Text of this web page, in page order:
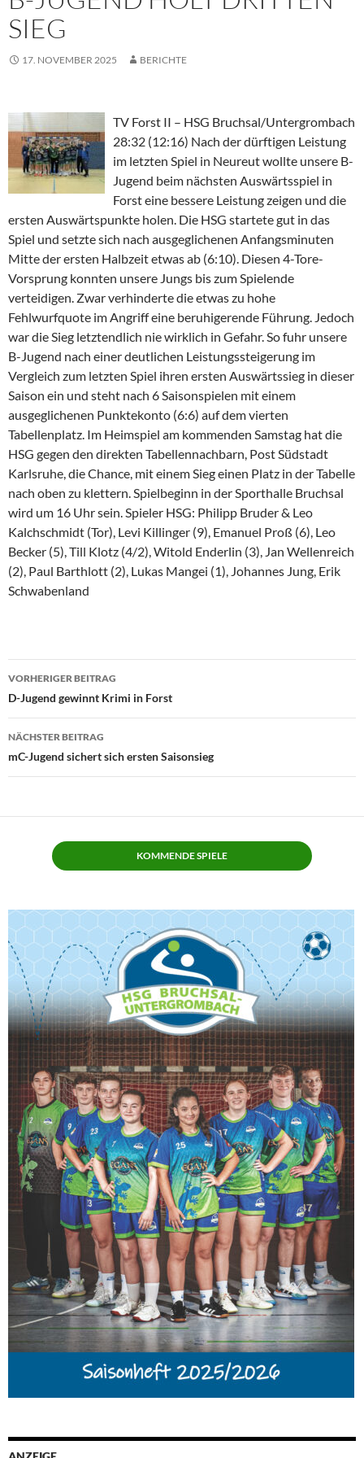
SIEG
17. NOVEMBER 2025 BERICHTE
TV Forst II – HSG Bruchsal/Untergrombach
28:32 (12:16) Nach der dürftigen Leistung
im letzten Spiel in Neureut wollte unsere B-
Jugend beim nächsten Auswärtsspiel in
Forst eine bessere Leistung zeigen und die
ersten Auswärtspunkte holen. Die HSG startete gut in das
Spiel und setzte sich nach ausgeglichenen Anfangsminuten
Mitte der ersten Halbzeit etwas ab (6:10). Diesen 4-Tore-
Vorsprung konnten unsere Jungs bis zum Spielende
verteidigen. Zwar verhinderte die etwas zu hohe
Fehlwurfquote im Angriff eine beruhigerende Führung. Jedoch
war die Sieg letztendlich nie wirklich in Gefahr. So fuhr unsere
B-Jugend nach einer deutlichen Leistungssteigerung im
Vergleich zum letzten Spiel ihren ersten Auswärtssieg in dieser
Saison ein und steht nach 6 Saisonspielen mit einem
ausgeglichenen Punktekonto (6:6) auf dem vierten
Tabellenplatz. Im Heimspiel am kommenden Samstag hat die
HSG gegen den direkten Tabellennachbarn, Post Südstadt
Karlsruhe, die Chance, mit einem Sieg einen Platz in der Tabelle
nach oben zu klettern. Spielbeginn in der Sporthalle Bruchsal
wird um 16 Uhr sein. Spieler HSG: Philipp Bruder & Leo
Kalchschmidt (Tor), Levi Killinger (9), Emanuel Proß (6), Leo
Becker (5), Till Klotz (4/2), Witold Enderlin (3), Jan Wellenreich
(2), Paul Barthlott (2), Lukas Mangei (1), Johannes Jung, Erik
Schwabenland
Beitragsnavigation
VORHERIGER BEITRAG
D-Jugend gewinnt Krimi in Forst
NÄCHSTER BEITRAG
mC-Jugend sichert sich ersten Saisonsieg
KOMMENDE SPIELE